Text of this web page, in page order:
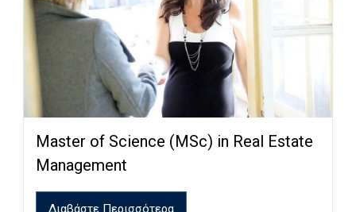
Master of Science (MSc) in Real Estate
Management
Διαβάστε Περισσότερα